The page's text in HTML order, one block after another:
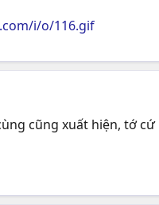
i/o/116.gif
cũng xuất hiện, tớ